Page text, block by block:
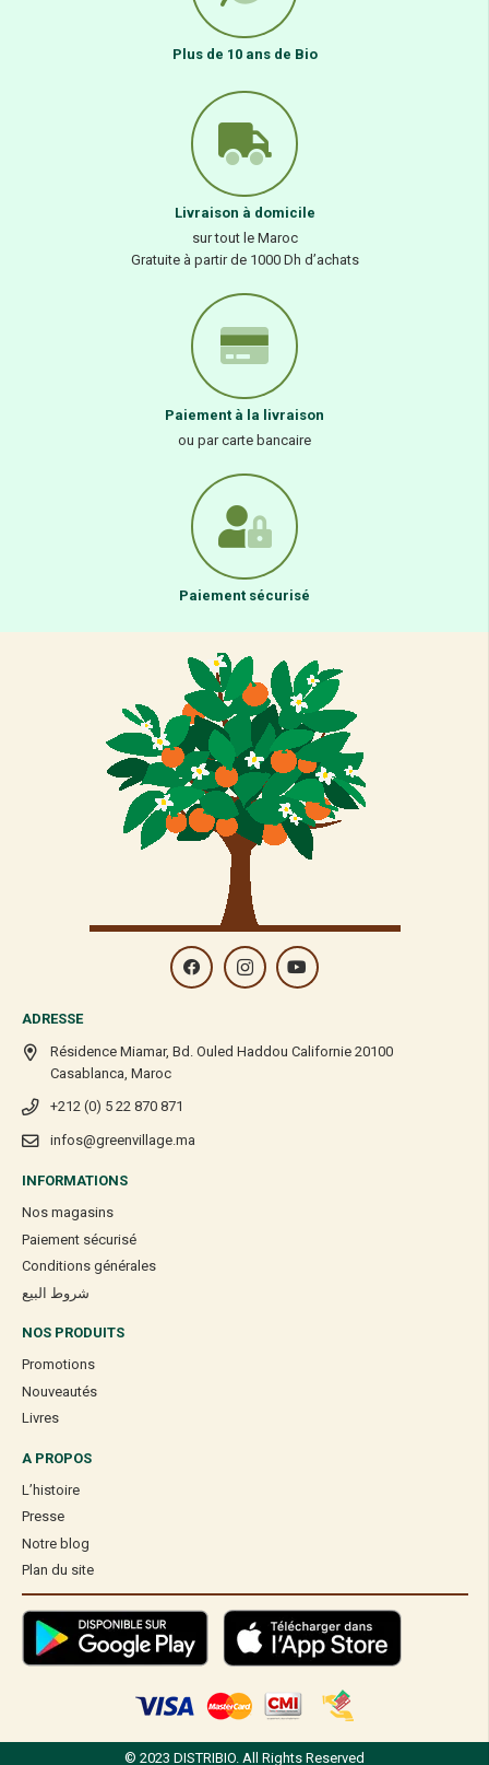
Plus de 10 ans de Bio
Livraison à domicile
sur tout le Maroc
Gratuite à partir de 1000 Dh d’achats
Paiement à la livraison
ou par carte bancaire
Paiement sécurisé
ADRESSE
Résidence Miamar, Bd. Ouled Haddou Californie 20100
Casablanca, Maroc
+212 (0) 5 22 870 871
infos@greenvillage.ma
INFORMATIONS
Nos magasins
Paiement sécurisé
Conditions générales
شروط البيع
NOS PRODUITS
Promotions
Nouveautés
Livres
A PROPOS
L’histoire
Presse
Notre blog
Plan du site
© 2023 DISTRIBIO. All Rights Reserved